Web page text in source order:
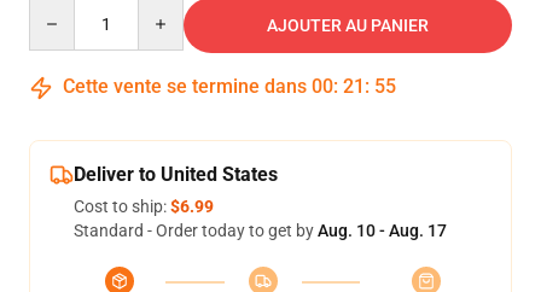
AJOUTER AU PANIER
Cette vente se termine dans 00: 21 : 54
Deliver to United States
Cost to ship:$6.99
Standard - Order today to get byAug. 10 - Aug. 17